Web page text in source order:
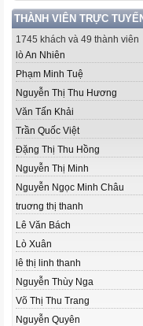
THÀNH VIÊN TRỰC
1745 khách và 49 thành viên
lò An Nhiên
Phạm Minh Tuệ
Nguyễn Thị Thu Hương
Văn Tấn Khải
Trần Quốc Việt
Đặng Thị Thu Hồng
Nguyễn Thị Minh
Nguyễn Ngọc Minh Châu
truơng thị thanh
Lê Văn Bách
Lò Xuân
lê thị linh thanh
Nguyễn Thùy Nga
Võ Thị Thu Trang
Nguyễn Quyên